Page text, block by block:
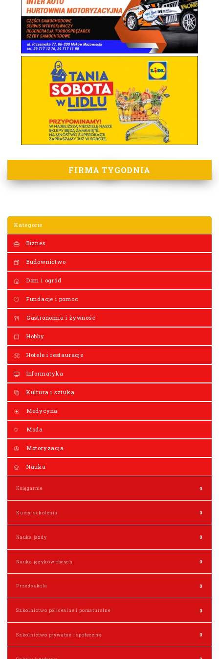
FIRMA TYGODNIA
Kategorie
Biznes
Budownictwo
Dom i ogród
Fundacje i pomoc
Gastronomia i żywność
Hobby
Hotele i restauracje
Informatyka
Kultura i sztuka
Medycyna
Moda
Motoryzacja
Nauka
Księgarnie 0
Kursy, szkolenia 0
Nauka jazdy 0
Nauka języków obcych 0
Przedszkola 0
Szkolnictwo policealne i pomaturalne 0
Szkolnictwo prywatne i społeczne 0